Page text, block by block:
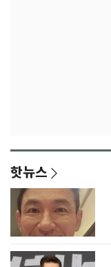
핫뉴스